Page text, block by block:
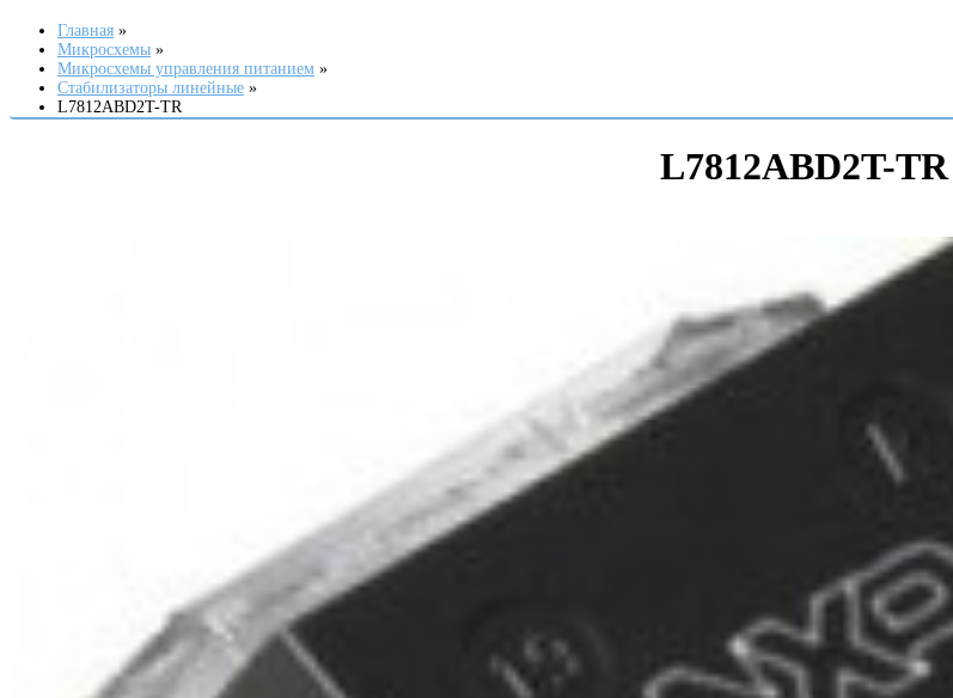
Главная
Микросхемы
Микросхемы управления питанием
Стабилизаторы линейные
L7812ABD2T-TR
L7812ABD2T-TR